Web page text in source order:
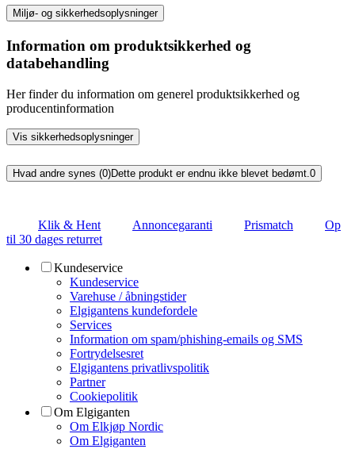
Miljø- og sikkerhedsoplysninger
Information om produktsikkerhed og
databehandling
Her finder du information om generel produktsikkerhed og
producentinformation
Vis sikkerhedsoplysninger
Hvad andre synes (0)Dette produkt er endnu ikke blevet bedømt.0
Klik & Hent Annoncegaranti Prismatch
Op
til 30 dages returret
Kundeservice
Kundeservice
Varehuse / åbningstider
Elgigantens kundefordele
Services
Information om spam/phishing-emails og SMS
Fortrydelsesret
Elgigantens privatlivspolitik
Partner
Cookiepolitik
Om Elgiganten
Om Elkjøp Nordic
Om Elgiganten